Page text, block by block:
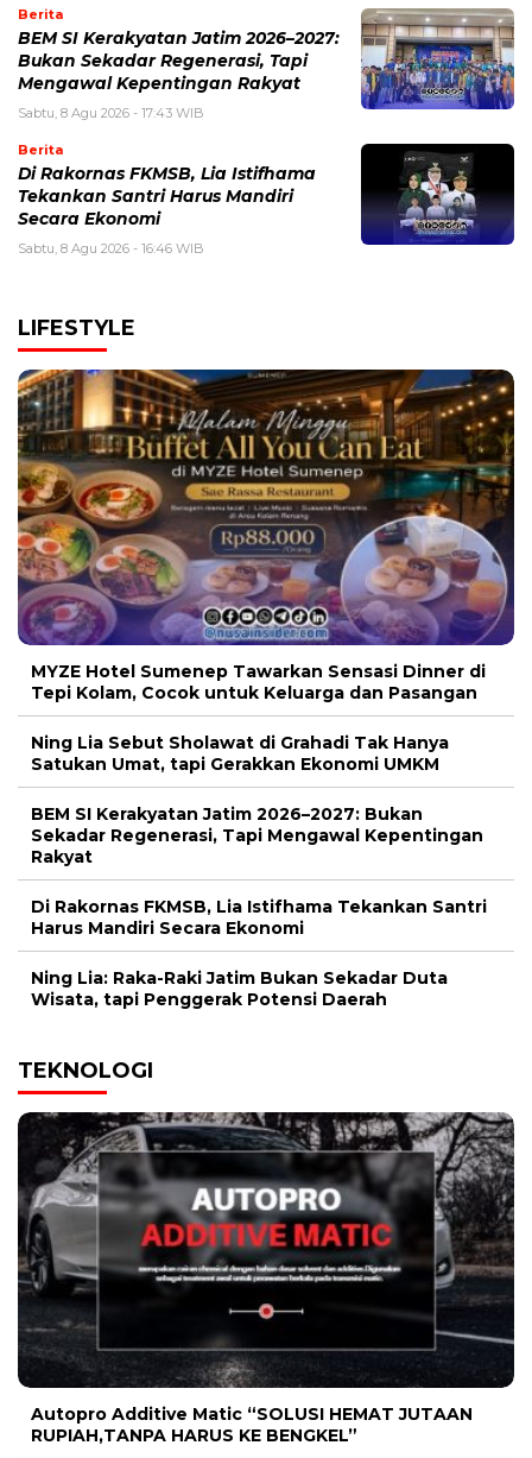
Berita
BEM SI Kerakyatan Jatim 2026–2027:
Bukan Sekadar Regenerasi, Tapi
Mengawal Kepentingan Rakyat
Sabtu, 8 Agu 2026 - 17:43 WIB
Berita
Di Rakornas FKMSB, Lia Istifhama
Tekankan Santri Harus Mandiri
Secara Ekonomi
Sabtu, 8 Agu 2026 - 16:46 WIB
LIFESTYLE
MYZE Hotel Sumenep Tawarkan Sensasi Dinner di
Tepi Kolam, Cocok untuk Keluarga dan Pasangan
Ning Lia Sebut Sholawat di Grahadi Tak Hanya
Satukan Umat, tapi Gerakkan Ekonomi UMKM
BEM SI Kerakyatan Jatim 2026–2027: Bukan
Sekadar Regenerasi, Tapi Mengawal Kepentingan
Rakyat
Di Rakornas FKMSB, Lia Istifhama Tekankan Santri
Harus Mandiri Secara Ekonomi
Ning Lia: Raka-Raki Jatim Bukan Sekadar Duta
Wisata, tapi Penggerak Potensi Daerah
TEKNOLOGI
Autopro Additive Matic “SOLUSI HEMAT JUTAAN
RUPIAH,TANPA HARUS KE BENGKEL”